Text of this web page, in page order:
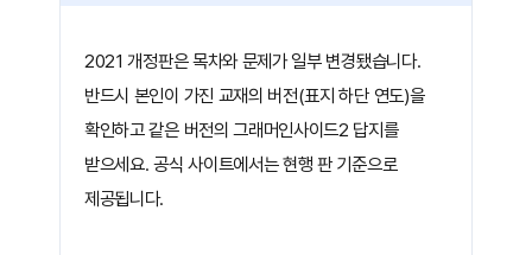
2021 개정판은 목차와 문제가 일부 변경됐습니다.
반드시 본인이 가진 교재의 버전(표지 하단 연도)을
확인하고 같은 버전의 그래머인사이드2 답지를
받으세요. 공식 사이트에서는 현행 판 기준으로
제공됩니다.